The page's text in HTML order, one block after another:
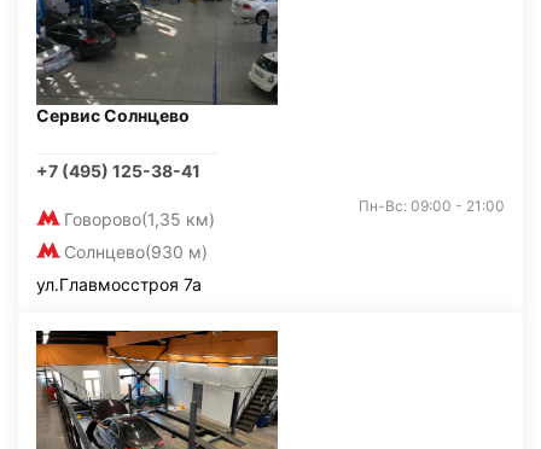
Сервис Солнцево
+7 (495) 125-38-41
Говорово(1,35 км)
Солнцево(930 м)
Пн-Вс: 09:00 - 21:00
ул.Главмосстроя 7а